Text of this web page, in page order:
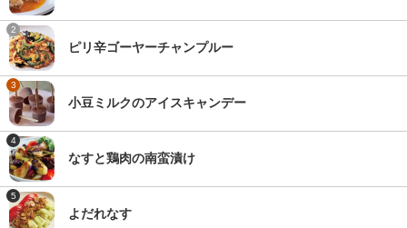
2
ピリ辛ゴーヤーチャンプルー
3
小豆ミルクのアイスキャンデー
4
なすと鶏肉の南蛮漬け
5
よだれなす